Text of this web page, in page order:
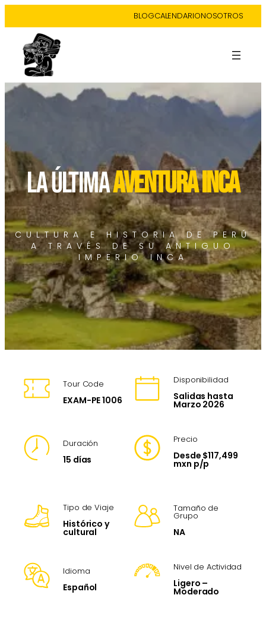
BLOGCALENDARIONOSOTROS
LA ÚLTIMAAVENTURA INCA
CULTURA E HISTORIA DE PERÚ
A TRAVÉS DE SU ANTIGUO
IMPERIO INCA
Tour Code
EXAM-PE 1006
Disponibilidad
Salidas hasta
Marzo 2026
Duración
15 días
Precio
Desde $117,499
mxn p/p
Tipo de Viaje
Histórico y
cultural
Tamaño de
Grupo
NA
Idioma
Español
Nivel de Actividad
Ligero –
Moderado